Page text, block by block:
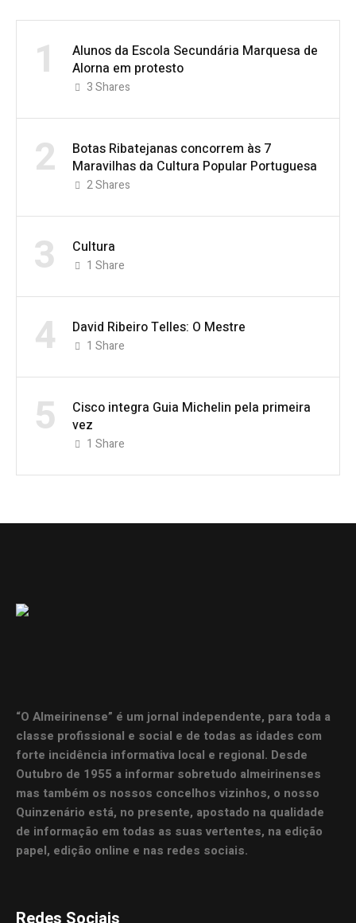
1
Alunos da Escola Secundária Marquesa de
Alorna em protesto
3Shares
2
Botas Ribatejanas concorrem às 7
Maravilhas da Cultura Popular Portuguesa
2Shares
3 Cultura
1 Share
4 David Ribeiro Telles: O Mestre
1 Share
5
Cisco integra Guia Michelin pela primeira
vez
1 Share
“O Almeirinense” é um jornal independente, para toda a
classe profissional e social e de todas as idades com
forte incidência informativa local e regional. Desde
Outubro de 1955 a informar sobretudo almeirinenses
mas também os nossos concelhos vizinhos, o nosso
Quinzenário está, no presente, apostado na qualidade
de informação em todas as suas vertentes, na edição
papel, edição online e nas redes sociais.